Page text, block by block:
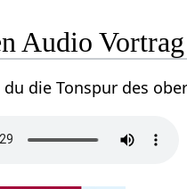
Befolgen‏‎ Audio Vortrag